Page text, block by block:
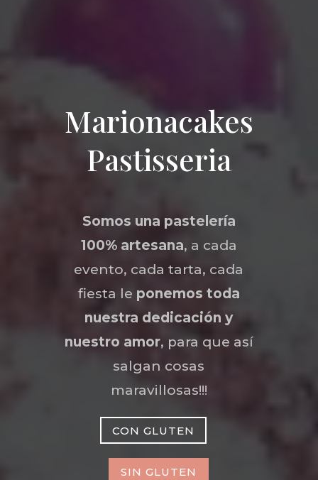
Marionacakes
Pastisseria
Somos una pastelería
100% artesana, a cada
evento, cada tarta, cada
fiesta le ponemos toda
nuestra dedicación y
nuestro amor, para que así
salgan cosas
maravillosas!!!
CON GLUTEN
SIN GLUTEN